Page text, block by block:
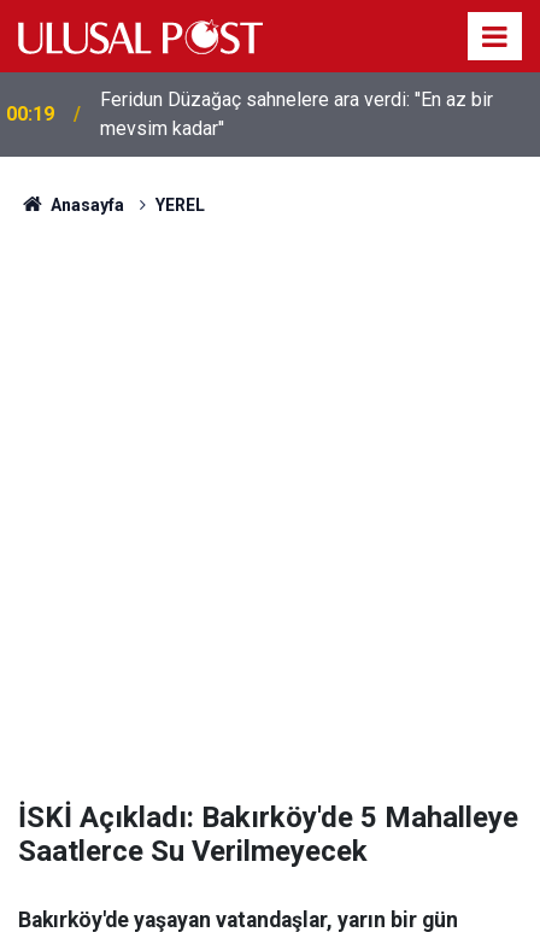
00:19
Feridun Düzağaç sahnelere ara verdi: ''En az bir
mevsim kadar''
Anasayfa YEREL
İSKİ Açıkladı: Bakırköy'de 5 Mahalleye
Saatlerce Su Verilmeyecek
Bakırköy'de yaşayan vatandaşlar, yarın bir gün